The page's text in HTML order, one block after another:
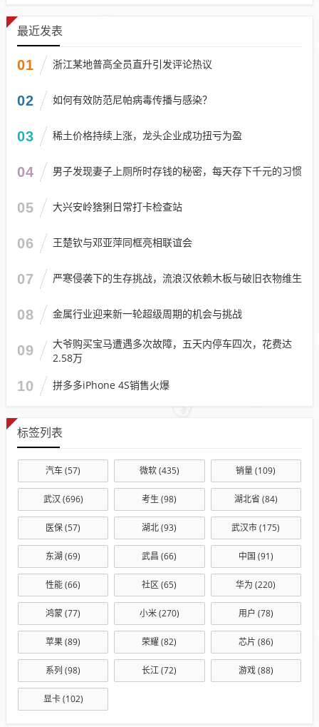
最近发表
01 浙江某地普高全员直升引发评论热议
02 如何有效防范尼帕病毒传播与感染？
03 稀土价格持续上涨，龙头企业成功扭亏为盈
04 男子发现妻子上厕所时存钱的秘密，每天存下千元的习惯
05 大兴安岭猞猁日常打卡检查站
06 王楚钦与邓亚萍同框亮相联谊会
07 严寒侵袭下的生存挑战，流浪汉依赖木板与破旧衣物维生
08 金属行业迎来新一轮超级周期的机会与挑战
09
大爷购买宝马遭遇多次故障，五天内停车四次，花费达
2.58万
10 拼多多iPhone 4S销售火爆
标签列表
汽车(57) 微软(435) 销量(109)
武汉 (696) 考生 (98) 湖北省 (84)
医保(57) 湖北(93) 武汉市(175)
东湖 (69) 武昌 (66) 中国 (91)
性能(66) 社区 (65) 华为 (220)
鸿蒙(77) 小米(270) 用户 (78)
苹果(89) 荣耀(82) 芯片 (86)
系列 (98) 长江(72) 游戏(88)
显卡(102)